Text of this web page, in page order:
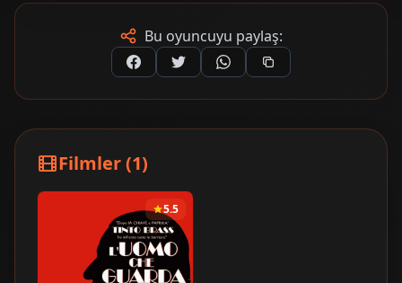
Bu oyuncuyu paylaş:
Filmler (1)
5.5